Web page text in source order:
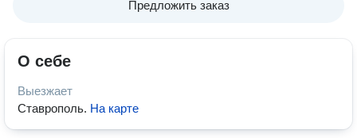
Предложить заказ
О себе
Выезжает
Ставрополь. На карте